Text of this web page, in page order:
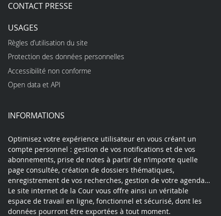
CONTACT PRESSE
USAGES
Règles d’utilisation du site
Protection des données personnelles
Accessibilité non conforme
Open data et API
INFORMATIONS
Optimisez votre expérience utilisateur en vous créant un
compte personnel : gestion de vos notifications et de vos
abonnements, prise de notes à partir de n’importe quelle
page consultée, création de dossiers thématiques,
enregistrement de vos recherches, gestion de votre agenda…
Le site internet de la Cour vous offre ainsi un véritable
espace de travail en ligne, fonctionnel et sécurisé, dont les
données pourront être exportées à tout moment.